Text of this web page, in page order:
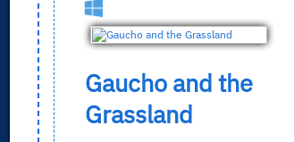
Gaucho and the
Grassland